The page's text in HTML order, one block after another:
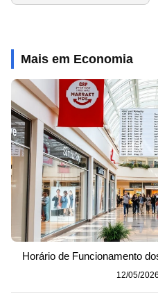
Mais em Economia
Horário de Funcionamento
12/05/